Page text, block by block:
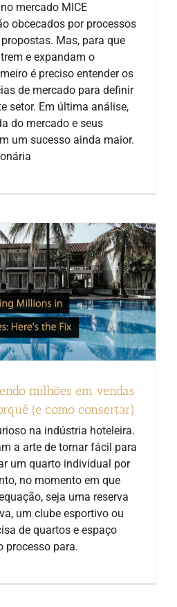
mercado MICE
obcecados por processos
Mas, para que
e expandam o
é preciso entender os
de mercado para definir
setor. Em última análise,
do mercado e seus
um sucesso ainda maior.
milhões em vendas
(e como consertar)
na indústria hoteleira.
a arte de tornar fácil para
um quarto individual por
no momento em que
seja uma reserva
um clube esportivo ou
de quartos e espaço
processo para.